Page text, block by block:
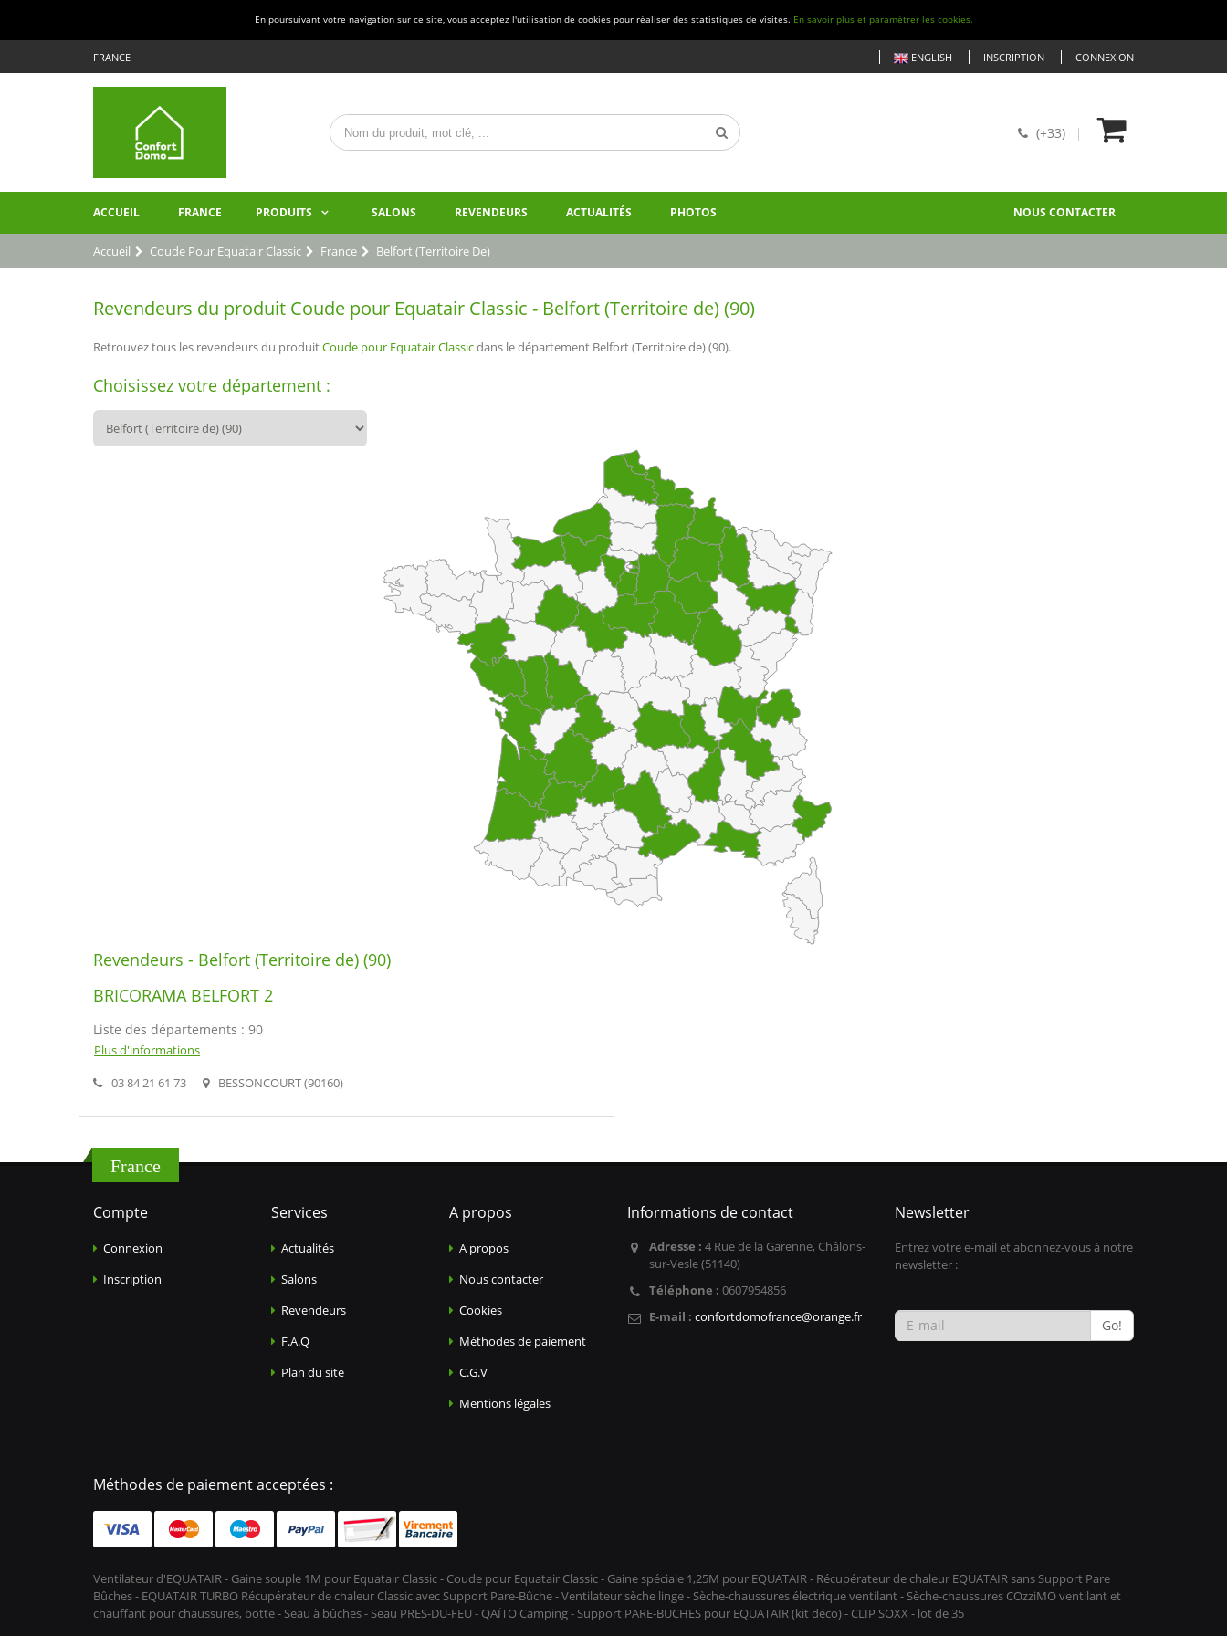
En poursuivant votre navigation sur ce site, vous acceptez l'utilisation de cookies pour réaliser des statistiques de visites. En savoir plus et paramétrer les cookies.
FRANCE ENGLISH INSCRIPTION CONNEXION
(+33)
ACCUEIL FRANCE PRODUITS SALONS REVENDEURS ACTUALITÉS PHOTOS NOUS CONTACTER
Accueil Coude Pour Equatair Classic France Belfort (Territoire De)
Revendeurs du produit Coude pour Equatair Classic - Belfort (Territoire de) (90)
Retrouvez tous les revendeurs du produitCoude pour Equatair Classicdans le département Belfort (Territoire de) (90).
Choisissez votre département :
Revendeurs - Belfort (Territoire de) (90)
BRICORAMA BELFORT 2
Liste des départements : 90
Plus d'informations
03 84 21 61 73
BESSONCOURT (90160)
France
Compte
Connexion
Inscription
Services
Actualités
Salons
Revendeurs
F.A.Q
Plan du site
A propos
A propos
Nous contacter
Cookies
Méthodes de paiement
C.G.V
Mentions légales
Informations de contact
Adresse : 4 Rue de la Garenne, Châlons-
sur-Vesle (51140)
Téléphone : 0607954856
E-mail : confortdomofrance@orange.fr
Newsletter
Entrez votre e-mail et abonnez-vous à notre
newsletter :
Go!
Méthodes de paiement acceptées :
Ventilateur d'EQUATAIR - Gaine souple 1M pour Equatair Classic - Coude pour Equatair Classic - Gaine spéciale 1,25M pour EQUATAIR - Récupérateur de chaleur EQUATAIR sans Support Pare
Bûches - EQUATAIR TURBO Récupérateur de chaleur Classic avec Support Pare-Bûche - Ventilateur sèche linge - Sèche-chaussures électrique ventilant - Sèche-chaussures COzziMO ventilant et
chauffant pour chaussures, botte - Seau à bûches - Seau PRES-DU-FEU - QAÏTO Camping - Support PARE-BUCHES pour EQUATAIR (kit déco) - CLIP SOXX - lot de 35